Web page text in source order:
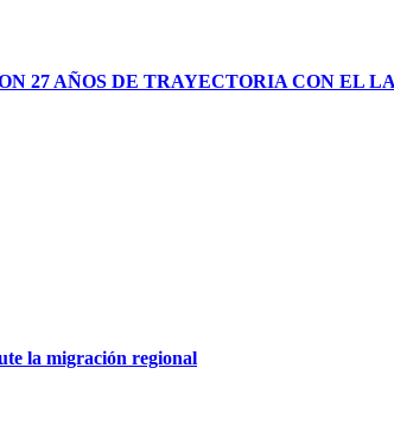
27 AÑOS DE TRAYECTORIA CON EL
la migración regional